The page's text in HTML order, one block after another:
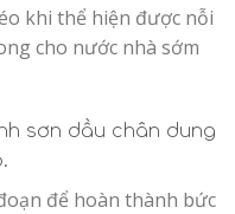
khi thể hiện được nỗi
cho nước nhà sớm
sơn dầu chân dung
để hoàn thành bức